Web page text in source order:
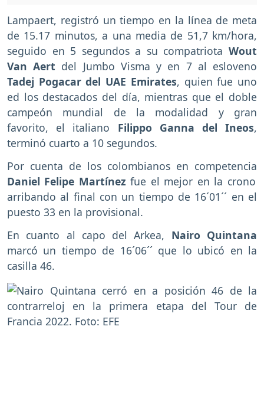
Lampaert, registró un tiempo en la línea de meta
de 15.17 minutos, a una media de 51,7 km/hora,
seguido en 5 segundos a su compatriota Wout
Van Aert del Jumbo Visma y en 7 al esloveno
Tadej Pogacar del UAE Emirates, quien fue uno
ed los destacados del día, mientras que el doble
campeón mundial de la modalidad y gran
favorito, el italiano Filippo Ganna del Ineos,
terminó cuarto a 10 segundos.
Por cuenta de los colombianos en competencia
Daniel Felipe Martínezfue el mejor en la crono
arribando al final con un tiempo de 16´01´´ en el
puesto 33 en la provisional.
En cuanto al capo del Arkea, Nairo Quintana
marcó un tiempo de 16´06´´ que lo ubicó en la
casilla 46.